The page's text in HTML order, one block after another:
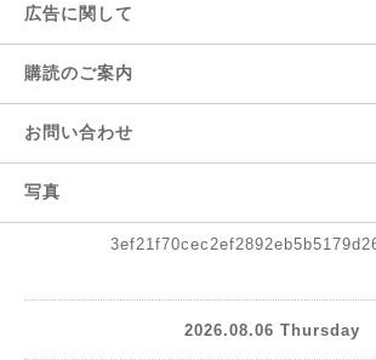
広告に関して
購読のご案内
お問い合わせ
写真
2026.08.06 Thursday